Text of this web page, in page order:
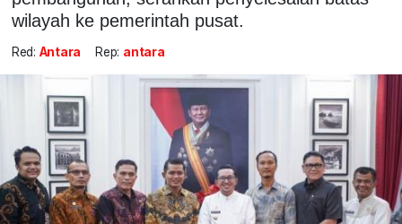
wilayah ke pemerintah pusat.
Red: Antara Rep: antara